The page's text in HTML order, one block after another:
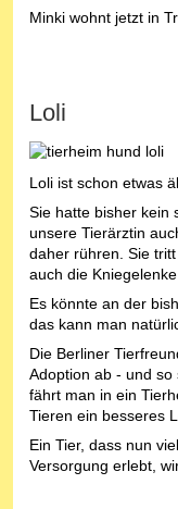
Minki wohnt jetzt in
Loli
Loli ist schon etwas
Sie hatte bisher kein
unsere Tierärztin
daher rühren. Sie
auch die
Es könnte an der
das kann man
Die Berliner
Adoption ab - und so
fährt man in ein
Tieren ein besseres
Ein Tier, dass nun
Versorgung erlebt,